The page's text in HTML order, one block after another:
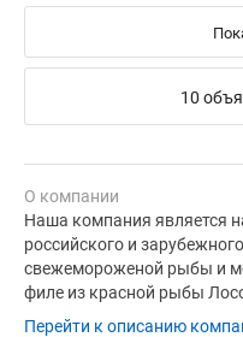
10
О компании
Наша компания является
российского и
свежемороженой рыбы и
филе из красной рыбы
Перейти к описанию